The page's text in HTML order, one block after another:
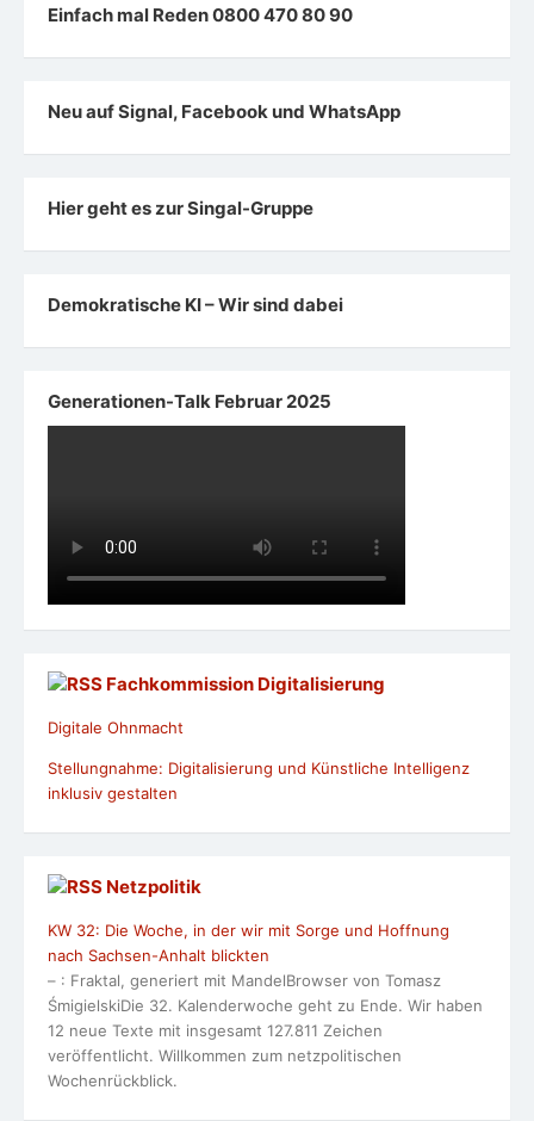
Einfach mal Reden 0800 470 80 90
Neu auf Signal, Facebook und WhatsApp
Hier geht es zur Singal-Gruppe
Demokratische KI – Wir sind dabei
Generationen-Talk Februar 2025
Fachkommission Digitalisierung
Digitale Ohnmacht
Stellungnahme: Digitalisierung und Künstliche Intelligenz
inklusiv gestalten
Netzpolitik
KW 32: Die Woche, in der wir mit Sorge und Hoffnung
nach Sachsen-Anhalt blickten
– : Fraktal, generiert mit MandelBrowser von Tomasz
ŚmigielskiDie 32. Kalenderwoche geht zu Ende. Wir haben
12 neue Texte mit insgesamt 127.811 Zeichen
veröffentlicht. Willkommen zum netzpolitischen
Wochenrückblick.